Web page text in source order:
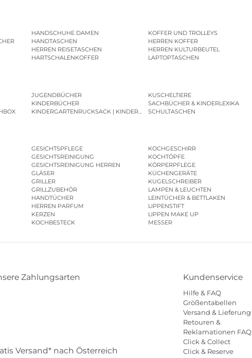
HANDSCHUHE DAMEN
HANDTASCHEN
HERREN REISETASCHEN
HARTSCHALENKOFFER
KOFFER UND TROLLEYS
HERREN KOFFER
HERREN KULTURBEUTEL
LAPTOPTASCHEN
JUGENDBÜCHER
KINDERBÜCHER
KINDERGARTENRUCKSACK | KINDERGARTENBEUTEL
KUSCHELTIERE
SACHBÜCHER & KINDERLEXIKA
SCHULTASCHEN
GESICHTSPFLEGE
GESICHTSREINIGUNG
GESICHTSREINIGUNG HERREN
GLÄSER
GRILLER
GRILLZUBEHÖR
HANDTÜCHER
HERREN PARFUM
KERZEN
KOCHBESTECK
KOCHGESCHIRR
KOCHTÖPFE
KÖRPERPFLEGE
KÜCHENGERÄTE
KUGELSCHREIBER
LAMPEN & LEUCHTEN
LEINTÜCHER & BETTLAKEN
LIPPENSTIFT
LIPPEN MAKE UP
MESSER
Kundenservice
Hilfe & FAQ
Größentabellen
Versand & Lieferung
Retouren &
Reklamationen FAQ
Click & Collect
Click & Reserve
Zahlungsarten
Versand* nach Österreich